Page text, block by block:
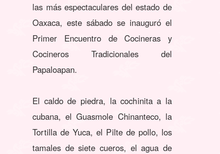
las más espectaculares del estado de
Oaxaca, este sábado se inauguró el
Primer Encuentro de Cocineras y
Cocineros Tradicionales del
Papaloapan.
El caldo de piedra, la cochinita a la
cubana, el Guasmole Chinanteco, la
Tortilla de Yuca, el Pilte de pollo, los
tamales de siete cueros, el agua de